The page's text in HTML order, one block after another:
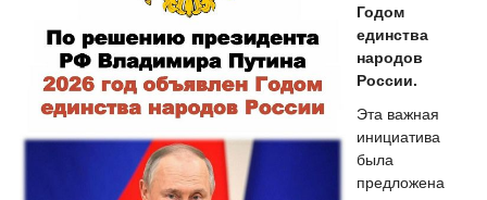
Годом
единства
народов
России.
Эта важная
инициатива
была
предложена